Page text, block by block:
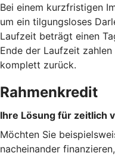
Bei einem kurzfristigen
um ein tilgungsloses
Laufzeit beträgt einen
Ende der Laufzeit
komplett zurück.
Rahmenkredit
Ihre Lösung für zeitlich
Möchten Sie
nacheinander